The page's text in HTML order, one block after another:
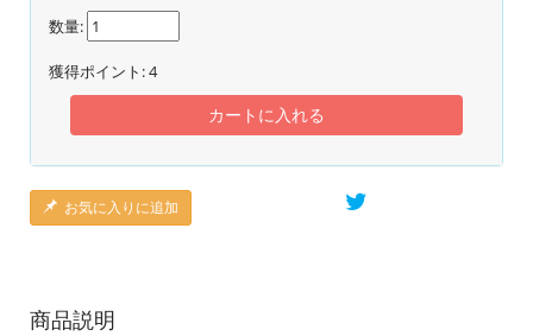
数量:
獲得ポイント:4
カートに入れる
お気に入りに追加
商品説明